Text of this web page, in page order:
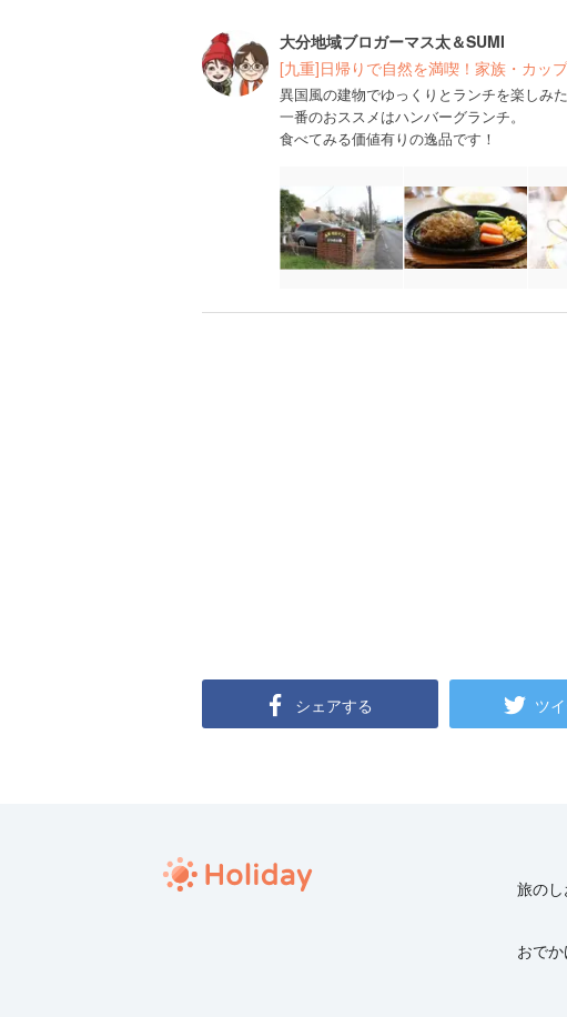
大分地域ブロガーマス太＆SUMI
[九重]日帰りで自然を満喫！家族・カッ
異国風の建物でゆっくりとランチを楽しみ
一番のおススメはハンバーグランチ。
食べてみる価値有りの逸品です！
シェアする ツ
旅のし
おで